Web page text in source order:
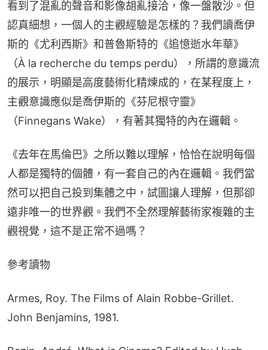
看到了混亂的聲音和影像胡亂接洽，像一盤散沙。但
認真細想，一個人的主觀經驗是怎樣的？我們讀喬伊
斯的《尤利西斯》和普魯斯特的《追憶逝水年華》
（À la recherche du temps perdu），所謂的意識流
的展示，明顯是高度藝術化精煉成的，在某程度上，
主觀意識應似是喬伊斯的《芬尼根守靈》
（Finnegans Wake），有著其獨特的內在邏輯。
《去年在馬倫巴》之所以難以理解，恰恰在說明每個
人都是獨特的個體，有一套自己的內在邏輯。我們當
然可以把自己投到集體之中，試圖讓人理解，但那卻
遠非唯一的世界觀。我們不全然理解藝術家複雜的主
觀視覺，這不是正常不過嗎？
參考讀物
Armes, Roy. The Films of Alain Robbe-Grillet.
John Benjamins, 1981.